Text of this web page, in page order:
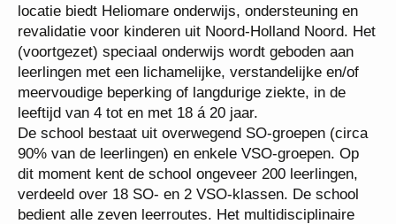
expertisecluster Nexus (Stichting Aloysius). Op
deze locatie biedt Heliomare onderwijs,
ondersteuning en revalidatie voor kinderen uit
Noord-Holland Noord. Het (voortgezet) speciaal
onderwijs wordt geboden aan leerlingen met een
lichamelijke, verstandelijke en/of meervoudige
beperking of langdurige ziekte, in de leeftijd van 4
tot en met 18 á 20 jaar.
De school bestaat uit overwegend SO-groepen
(circa 90% van de leerlingen) en enkele VSO-
groepen. Op dit moment kent de school ongeveer